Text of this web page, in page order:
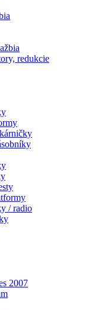
redukcie
/ radio
2007